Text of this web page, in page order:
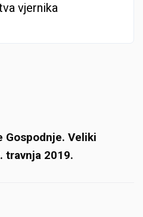
vjernika
Gospodnje. Veliki
travnja 2019.